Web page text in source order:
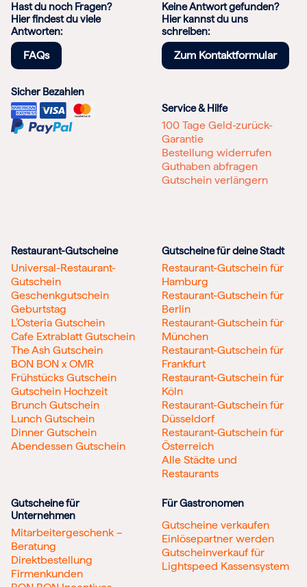
Hast du noch Fragen?
Hier findest du viele
Antworten:
FAQs
Keine Antwort gefunden?
Hier kannst du uns
schreiben:
Zum Kontaktformular
Sicher Bezahlen
Service & Hilfe
100 Tage Geld-zurück-
Garantie
Bestellung widerrufen
Guthaben abfragen
Gutschein verlängern
Restaurant-Gutscheine
Universal-Restaurant-
Gutschein
Geschenkgutschein
Geburtstag
L’Osteria Gutschein
Cafe Extrablatt Gutschein
The Ash Gutschein
BON BON x OMR
Frühstücks Gutschein
Gutschein Hochzeit
Brunch Gutschein
Lunch Gutschein
Dinner Gutschein
Abendessen Gutschein
Gutscheine für deine Stadt
Restaurant-Gutschein für
Hamburg
Restaurant-Gutschein für
Berlin
Restaurant-Gutschein für
München
Restaurant-Gutschein für
Frankfurt
Restaurant-Gutschein für
Köln
Restaurant-Gutschein für
Düsseldorf
Restaurant-Gutschein für
Österreich
Alle Städte und
Restaurants
Gutscheine für
Unternehmen
Mitarbeitergeschenk –
Beratung
Direktbestellung
Firmenkunden
Für Gastronomen
Gutscheine verkaufen
Einlösepartner werden
Gutscheinverkauf für
Lightspeed Kassensystem